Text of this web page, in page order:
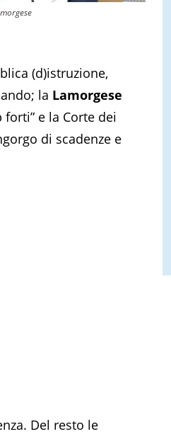
(d)istruzione,
la Lamorgese
e la Corte dei
di scadenze e
Del resto le